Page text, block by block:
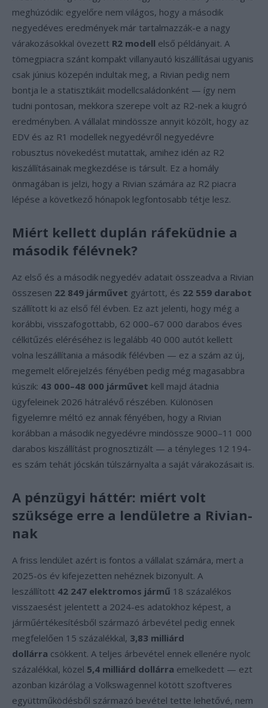
meghúzódik: egyelőre nem világos, hogy a második
negyedéves eredmények már tartalmazzák-e a nagy
várakozásokkal övezett R2 modell első példányait. A
tömegpiacra szánt kompakt villanyautó kiszállításai ugyanis
csak június közepén indultak meg, a Rivian pedig nem
bontja le a statisztikáit modellcsaládonként — így nem
tudni pontosan, mekkora szerepe volt az R2-nek a kiugró
eredményben. A vállalat mindössze annyit közölt, hogy az
EDV és az R1 modellek negyedévről negyedévre
robusztus növekedést mutattak, amihez idén az R2
kiszállításainak megkezdése is társult. Ez a homály
önmagában is jelzi, hogy a Rivian számára az R2 piacra
lépése a következő hónapok legfontosabb tétje lesz.
Miért kellett duplán ráfeküdnie a
második félévnek?
Az első és a második negyedév adatait összeadva a Rivian
összesen 22 849 járművet gyártott, és 22 559 darabot
szállított ki az első fél évben. Ez azt jelenti, hogy még a
korábbi, visszafogottabb, 62 000–67 000 darabos éves
célkitűzés eléréséhez is legalább 40 000 autót kellett
volna leszállítania a második félévben — ez a szám az új,
megemelt előrejelzés fényében pedig még magasabbra
kúszik: 43 000–48 000 járművet kell majd átadnia
ügyfeleinek 2026 hátralévő részében. Különösen
figyelemre méltó ez annak fényében, hogy a Rivian
korábban a második negyedévre mindössze 9000–11 000
darabos kiszállítást prognosztizált — a tényleges 12 194-
es szám tehát jócskán túlszárnyalta a saját várakozásait is.
A pénzügyi háttér: miért volt
szüksége erre a lendületre a Rivian-
nak
A friss lendület azért is fontos a vállalat számára, mert a
2025-ös év kifejezetten nehéznek bizonyult. A
leszállított 42 247 elektromos jármű 18 százalékos
visszaesést jelentett a 2024-es adatokhoz képest, a
járműértékesítésből származó árbevétel pedig ennek
megfelelően 15 százalékkal, 3,83 milliárd
dollárra csökkent. A teljes árbevétel ennek ellenére nyolc
százalékkal, közel 5,4 milliárd dollárra emelkedett — ezt
azonban kizárólag a Volkswagennel kötött szoftveres
együttműködésből származó bevétel tette lehetővé, nem